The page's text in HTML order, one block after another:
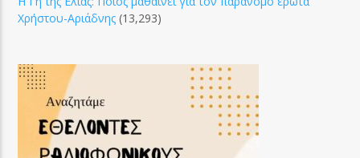
Χρήστου-Αριάδνης (13,293)